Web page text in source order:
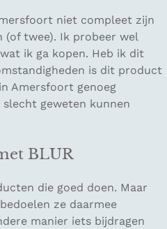
niet compleet zijn
(of twee). Ik probeer wel
ik ga kopen. Heb ik dit
is dit product
Amersfoort genoeg
geweten kunnen
BLUR
die goed doen. Maar
ze daarmee
manier iets bijdragen